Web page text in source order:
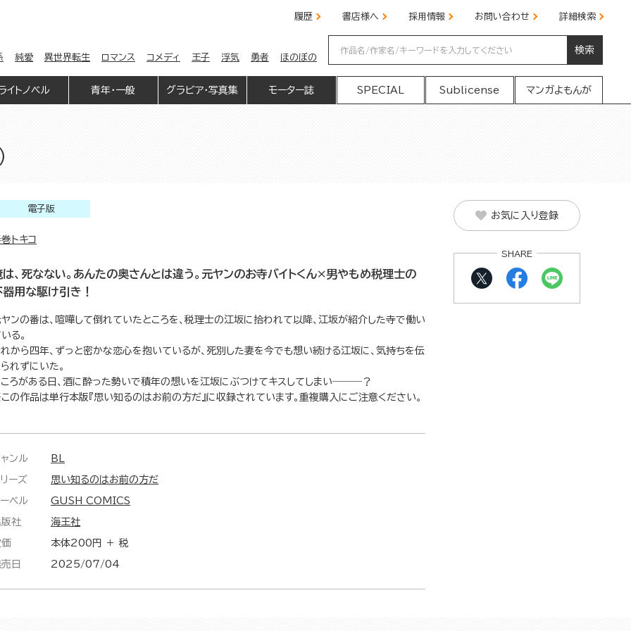
履歴 書店様へ 採用情報 お問い合わせ 詳細検索
純愛 異世界転生 ロマンス コメディ 王子 浮気 勇者 ほのぼの
検索
イトノベル 青年・一般 グラビア・写真集 モーター誌 SPECIAL Sublicense マンガよもんが
電子版
トキコ
は、死なない。あんたの奥さんとは違う。元ヤンのお寺バイトくん×男やもめ税理士の
器用な駆け引き！
ンの番は、喧嘩して倒れていたところを、税理士の江坂に拾われて以降、江坂が紹介した寺で働い
る。
から四年、ずっと密かな恋心を抱いているが、死別した妻を今でも想い続ける江坂に、気持ちを伝
れずにいた。
ろがある日、酒に酔った勢いで積年の想いを江坂にぶつけてキスしてしまい―――？
の作品は単行本版『思い知るのはお前の方だ』に収録されています。重複購入にご注意ください。
ンル BL
ーズ 思い知るのはお前の方だ
ベル GUSH COMICS
社 海王社
本体200円 ＋ 税
日 2025/07/04
お気に入り登録
SHARE